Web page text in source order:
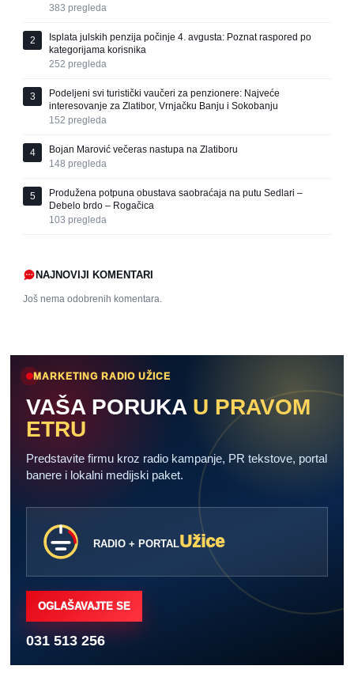
383 pregleda
2
Isplata julskih penzija počinje 4. avgusta: Poznat raspored po
kategorijama korisnika
252 pregleda
3
Podeljeni svi turistički vaučeri za penzionere: Najveće
interesovanje za Zlatibor, Vrnjačku Banju i Sokobanju
152 pregleda
4
Bojan Marović večeras nastupa na Zlatiboru
148 pregleda
5
Produžena potpuna obustava saobraćaja na putu Sedlari –
Debelo brdo – Rogačica
103 pregleda
NAJNOVIJI KOMENTARI
Još nema odobrenih komentara.
MARKETING RADIO UŽICE
VAŠA PORUKA U PRAVOM
ETRU
Predstavite firmu kroz radio kampanje, PR tekstove, portal
banere i lokalni medijski paket.
RADIO + PORTALUžice
OGLAŠAVAJTE SE
031 513 256